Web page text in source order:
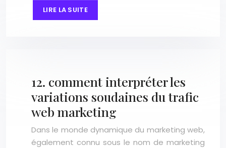
LIRE LA SUITE
12. comment interpréter les
variations soudaines du trafic
web marketing
Dans le monde dynamique du marketing web,
également connu sous le nom de marketing